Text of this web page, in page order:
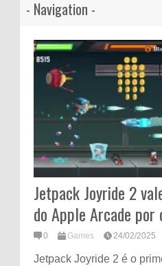
Jetpack Joyride 2
do Apple Arcade
0 Games 24/02/2025
Jetpack Joyride 2 é o